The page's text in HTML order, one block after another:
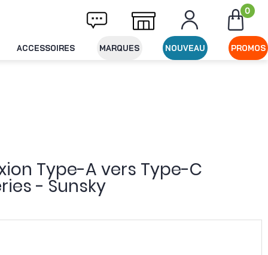
Livraison offerte dès 49€ d'achat 0
ACCESSOIRES MARQUES NOUVEAU PROMOS
Type-A vers Type-C
- Sunsky